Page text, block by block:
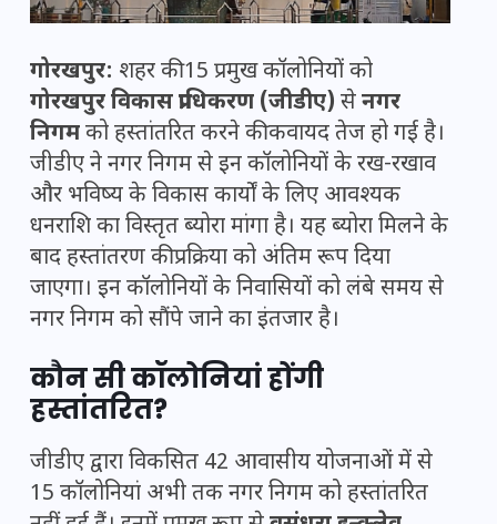
गोरखपुर: शहर की 15 प्रमुख कॉलोनियों को
गोरखपुर विकास प्राधिकरण (जीडीए) सेनगर
निगमको हस्तांतरित करने की कवायद तेज हो गई है।
जीडीए ने नगर निगम से इन कॉलोनियों के रख-रखाव
और भविष्य के विकास कार्यों के लिए आवश्यक
धनराशि का विस्तृत ब्योरा मांगा है। यह ब्योरा मिलने के
बाद हस्तांतरण की प्रक्रिया को अंतिम रूप दिया
जाएगा। इन कॉलोनियों के निवासियों को लंबे समय से
नगर निगम को सौंपे जाने का इंतजार है।
कौन सी कॉलोनियां होंगी
हस्तांतरित?
जीडीए द्वारा विकसित 42 आवासीय योजनाओं में से
15 कॉलोनियां अभी तक नगर निगम को हस्तांतरित